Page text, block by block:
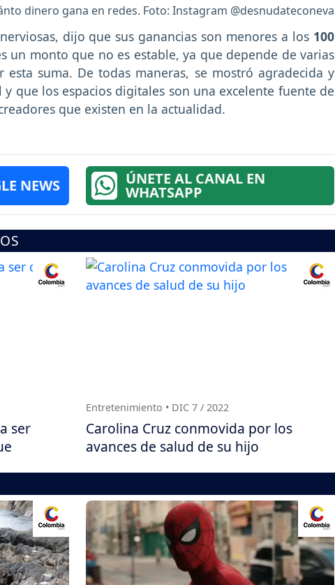
dinero gana en redes. Foto: Instagram @desnudateconeva
dijo que sus ganancias son menores a los 100
un monto que no es estable, ya que depende de varias
suma. De todas maneras, se mostró agradecida y
que los espacios digitales son una excelente fuente de
que existen en la actualidad.
NEWS ÚNETE AL CANAL EN
WHATSAPP
ser
Entretenimiento • DIC 7 / 2022
Carolina Cruz conmovida por los
avances de salud de su hijo